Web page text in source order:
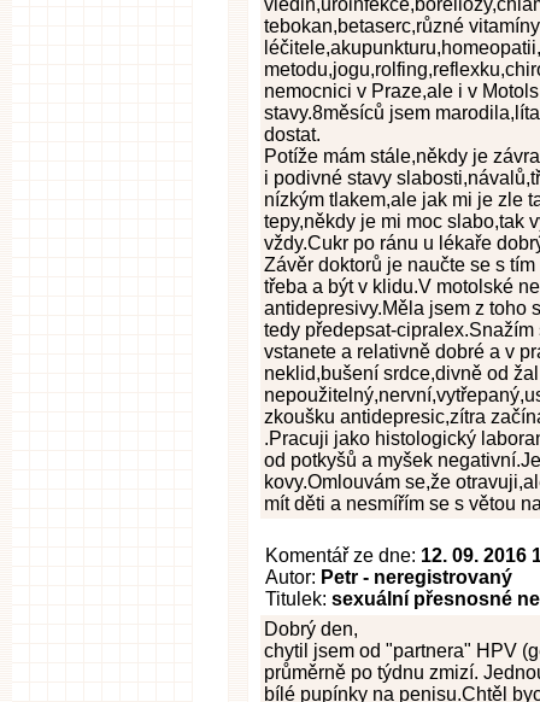
tebokan,betaserc,různé
nemocnici v Praze,ale i v
stavy.8měsíců jsem
dostat.
Potíže mám stále,někdy je
i podivné stavy
nízkým tlakem,ale jak mi je zle
tepy,někdy je mi moc slabo,tak
vždy.Cukr po ránu u lékaře
Závěr doktorů je naučte se s
třeba a být v klidu.V motolské
antidepresivy.Měla jsem z toho
tedy předepsat-
vstanete a relativně dobré a v
neklid,bušení srdce,divně od
zkoušku antidepresic,zítra
.Pracuji jako histologický
od potkyšů a myšek
kovy.Omlouvám se,že
mít děti a nesmířím se s větou
Komentář ze dne: 12. 09. 2016
Autor: Petr - neregistrovaný
Titulek: sexuální přesnosné
Dobrý den,
chytil jsem od "partnera" HPV
průměrně po týdnu zmizí.
bílé pupínky na penisu.Chtěl